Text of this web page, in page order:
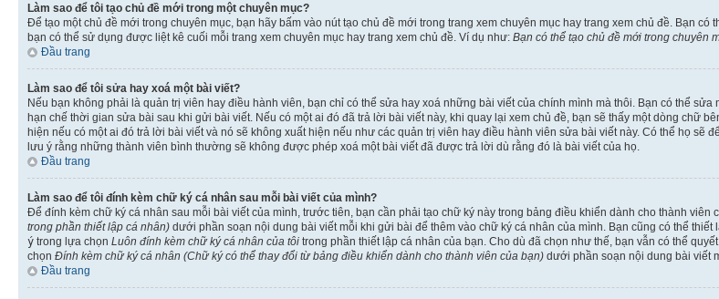
Làm sao để tôi tạo chủ đề mới trong một chuyên mục?
Để tạo một chủ đề mới trong chuyên mục, bạn hãy bấm vào nút tạo chủ đề mới trong trang xem chuyên mục hay trang xem chủ đề. Bạn
bạn có thể sử dụng được liệt kê cuối mỗi trang xem chuyên mục hay trang xem chủ đề. Ví dụ như: Bạn có thể tạo chủ đề mới trong chuyên
Đầu trang
Làm sao để tôi sửa hay xoá một bài viết?
Nếu bạn không phải là quản trị viên hay điều hành viên, bạn chỉ có thể sửa hay xoá những bài viết của chính mình mà thôi. Bạn có thể
hạn chế thời gian sửa bài sau khi gửi bài viết. Nếu có một ai đó đã trả lời bài viết này, khi quay lại xem chủ đề, bạn sẽ thấy một dòng chữ
hiện nếu có một ai đó trả lời bài viết và nó sẽ không xuất hiện nếu như các quản trị viên hay điều hành viên sửa bài viết này. Có thể họ sẽ
lưu ý rằng những thành viên bình thường sẽ không được phép xoá một bài viết đã được trả lời dù rằng đó là bài viết của họ.
Đầu trang
Làm sao để tôi đính kèm chữ ký cá nhân sau mỗi bài viết của mình?
Để đính kèm chữ ký cá nhân sau mỗi bài viết của mình, trước tiên, bạn cần phải tạo chữ ký này trong bảng điều khiển dành cho thành viên
trong phần thiết lập cá nhân) dưới phần soạn nội dung bài viết mỗi khi gửi bài để thêm vào chữ ký cá nhân của mình. Bạn cũng có thể
ý trong lựa chọn Luôn đính kèm chữ ký cá nhân của tôi trong phần thiết lập cá nhân của bạn. Cho dù đã chọn như thế, bạn vẫn có thể
chọn Đính kèm chữ ký cá nhân (Chữ ký có thể thay đổi từ bảng điều khiển dành cho thành viên của bạn) dưới phần soạn nội dung bài viết
Đầu trang